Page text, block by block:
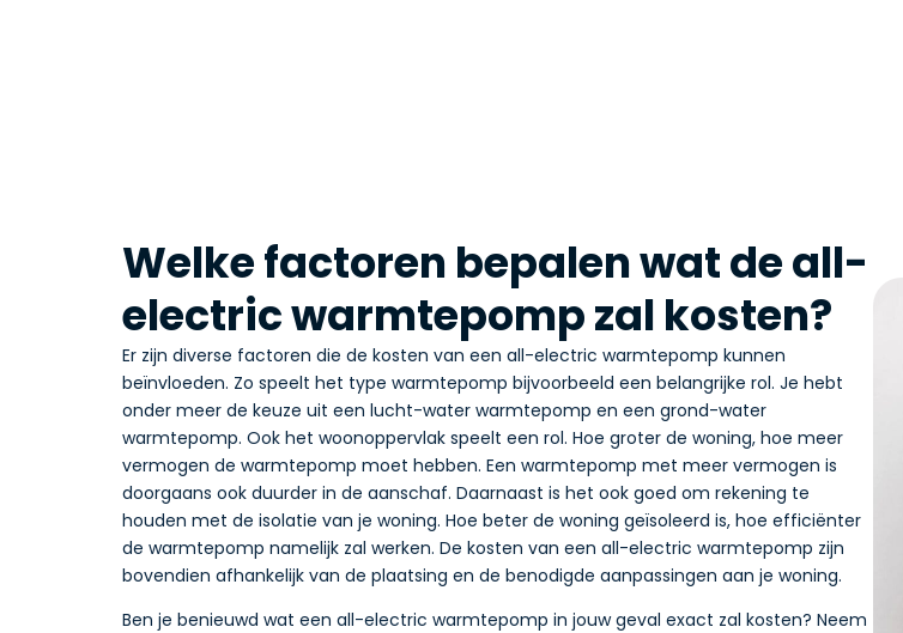
Welke factoren bepalen wat de all-
electric warmtepomp zal kosten?
Er zijn diverse factoren die de kosten van een all-electric warmtepomp kunnen
beïnvloeden. Zo speelt het type warmtepomp bijvoorbeeld een belangrijke rol. Je hebt
onder meer de keuze uit een lucht-water warmtepomp en een grond-water
warmtepomp. Ook het woonoppervlak speelt een rol. Hoe groter de woning, hoe meer
vermogen de warmtepomp moet hebben. Een warmtepomp met meer vermogen is
doorgaans ook duurder in de aanschaf. Daarnaast is het ook goed om rekening te
houden met de isolatie van je woning. Hoe beter de woning geïsoleerd is, hoe efficiënter
de warmtepomp namelijk zal werken. De kosten van een all-electric warmtepomp zijn
bovendien afhankelijk van de plaatsing en de benodigde aanpassingen aan je woning.
Ben je benieuwd wat een all-electric warmtepomp in jouw geval exact zal kosten? Neem